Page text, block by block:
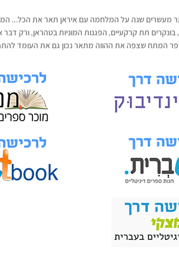
מעשרים שנה על המלחמה עם איראן תאר את הכל…
בונקרים תת קרקעיים, הפגנות המוניות בטהראן, ורק
המתח שצפה את ההווה מתאר נכון גם את העומד